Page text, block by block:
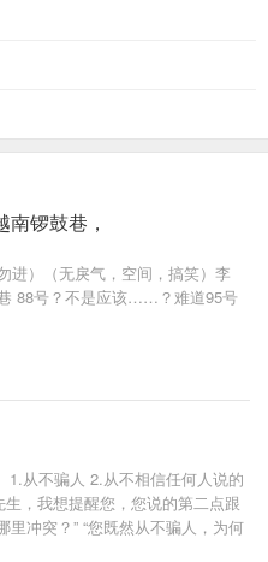
锣鼓巷，
进）（无戾气，空间，搞笑）李
88号？不是应该……？难道95号
1.从不骗人 2.从不相信任何人说的
生，我想提醒您，您说的第二点跟
里冲突？” “您既然从不骗人，为何